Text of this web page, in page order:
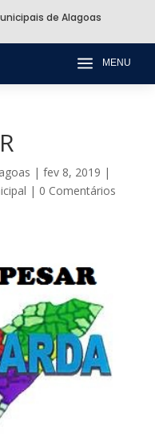
de Alagoas
a MENU
| fev 8, 2019 |
| 0 Comentários